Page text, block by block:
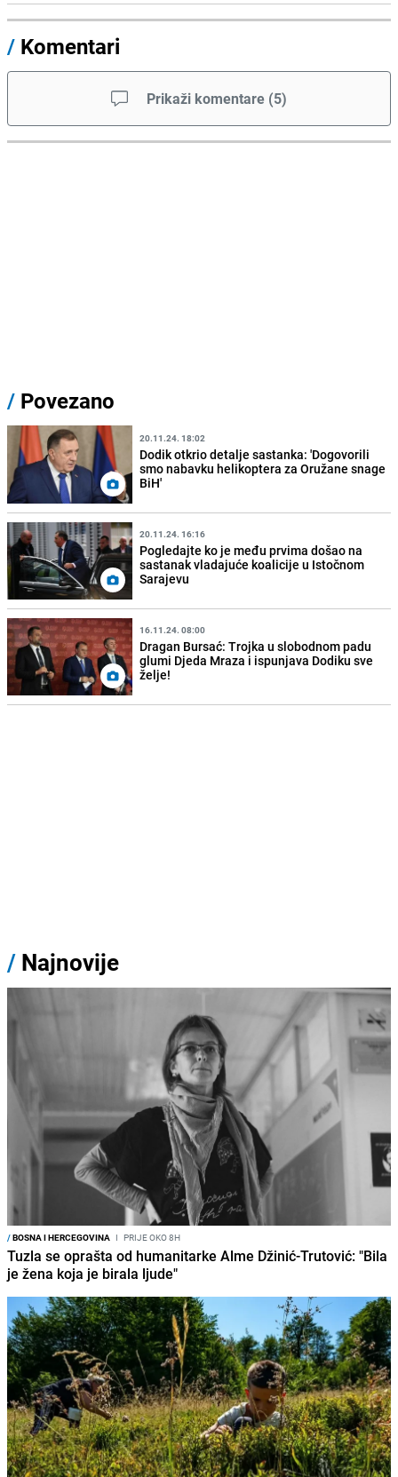
/ Komentari
Prikaži komentare (5)
/ Povezano
20.11.24. 18:02
Dodik otkrio detalje sastanka: 'Dogovorili
smo nabavku helikoptera za Oružane snage
BiH'
20.11.24. 16:16
Pogledajte ko je među prvima došao na
sastanak vladajuće koalicije u Istočnom
Sarajevu
16.11.24. 08:00
Dragan Bursać: Trojka u slobodnom padu
glumi Djeda Mraza i ispunjava Dodiku sve
želje!
/ Najnovije
/BOSNA I HERCEGOVINA I PRIJE OKO 8H
Tuzla se oprašta od humanitarke Alme Džinić-Trutović: "Bila
je žena koja je birala ljude"